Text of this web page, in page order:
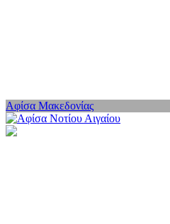
Αφίσα Μακεδονίας